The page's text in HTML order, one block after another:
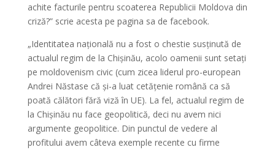
achite facturile pentru scoaterea Republicii Moldova din
criză?” scrie acesta pe pagina sa de facebook.
„Identitatea națională nu a fost o chestie susținută de
actualul regim de la Chișinău, acolo oamenii sunt setați
pe moldovenism civic (cum zicea liderul pro-european
Andrei Năstase că și-a luat cetățenie română ca să
poată călători fără viză în UE). La fel, actualul regim de
la Chișinău nu face geopolitică, deci nu avem nici
argumente geopolitice. Din punctul de vedere al
profitului avem câteva exemple recente cu firme